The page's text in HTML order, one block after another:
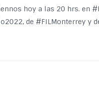
hoy a las 20 hrs. en
de #FILMonterrey y